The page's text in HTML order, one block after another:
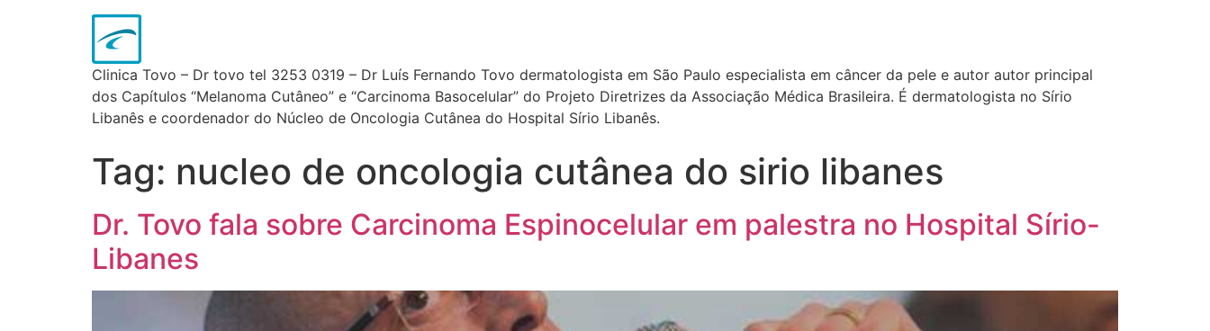
Clinica Tovo – Dr tovo tel 3253 0319 – Dr Luís Fernando Tovo dermatologista em São Paulo especialista em câncer da pele e autor autor principal
dos Capítulos “Melanoma Cutâneo” e “Carcinoma Basocelular” do Projeto Diretrizes da Associação Médica Brasileira. É dermatologista no Sírio
Libanês e coordenador do Núcleo de Oncologia Cutânea do Hospital Sírio Libanês.
Tag: nucleo de oncologia cutânea do sirio libanes
Dr. Tovo fala sobre Carcinoma Espinocelular em palestra no Hospital Sírio-
Libanes